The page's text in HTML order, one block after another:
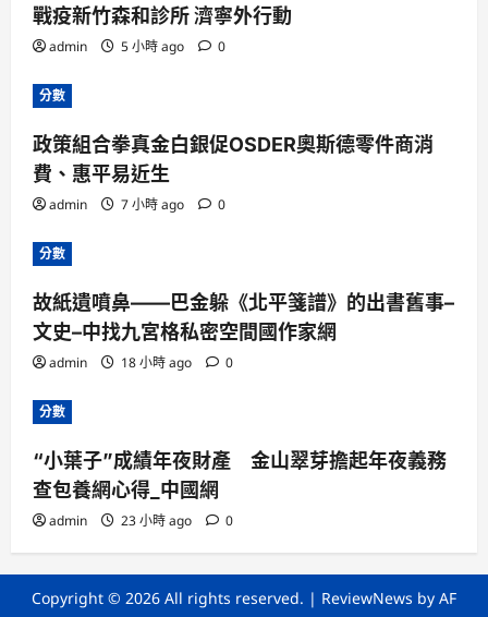
戰疫新竹森和診所 濟寧外行動
admin 5 小時 ago 0
分數
政策組合拳真金白銀促OSDER奧斯德零件商消
費、惠平易近生
admin 7 小時 ago 0
分數
故紙遺噴鼻——巴金躲《北平箋譜》的出書舊事–
文史–中找九宮格私密空間國作家網
admin 18 小時 ago 0
分數
“小葉子”成績年夜財產 金山翠芽擔起年夜義務
查包養網心得_中國網
admin 23 小時 ago 0
Copyright © 2026 All rights reserved. | ReviewNews by AF